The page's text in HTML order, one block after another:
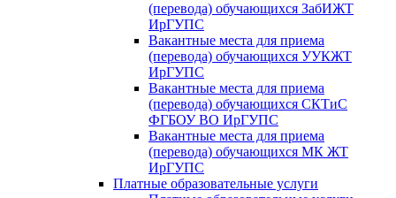
(перевода) обучающихся ЗабИЖТ
ИрГУПС
Вакантные места для приема
(перевода) обучающихся УУКЖТ
ИрГУПС
Вакантные места для приема
(перевода) обучающихся СКТиС
ФГБОУ ВО ИрГУПС
Вакантные места для приема
(перевода) обучающихся МК ЖТ
ИрГУПС
Платные образовательные услуги